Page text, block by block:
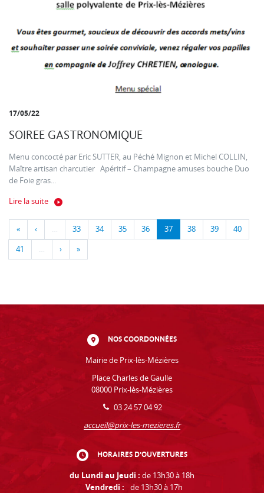
17/05/22
SOIREE GASTRONOMIQUE
Menu concocté par Eric SUTTER, au Péché Mignon et Michel COLLIN,
Maître artisan charcutier Apéritif – Champagne amuses bouche Duo
de Foie gras...
Lire la suite
« ‹ … 33 34 35 36 37 38 39 40
41 … › »
NOS COORDONNÉES
Mairie de Prix-lès-Mézières
Place Charles de Gaulle
08000 Prix-lès-Mézières
03 24 57 04 92
accueil@prix-les-mezieres.fr
HORAIRES D'OUVERTURES
du Lundi au Jeudi : de 13h30 à 18h
Vendredi :
de 13h30 à 17h